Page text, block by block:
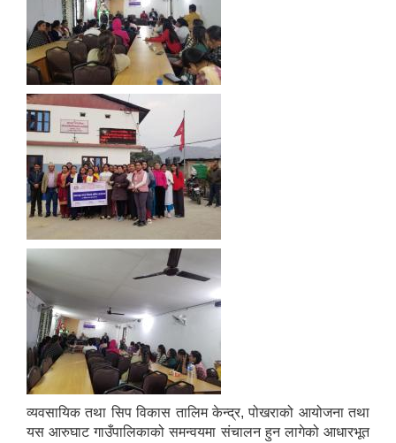
व्यवसायिक तथा सिप विकास तालिम केन्द्र, पोखराको आयोजना तथा
यस आरुघाट गाउँपालिकाको समन्वयमा संचालन हुन लागेको आधारभूत